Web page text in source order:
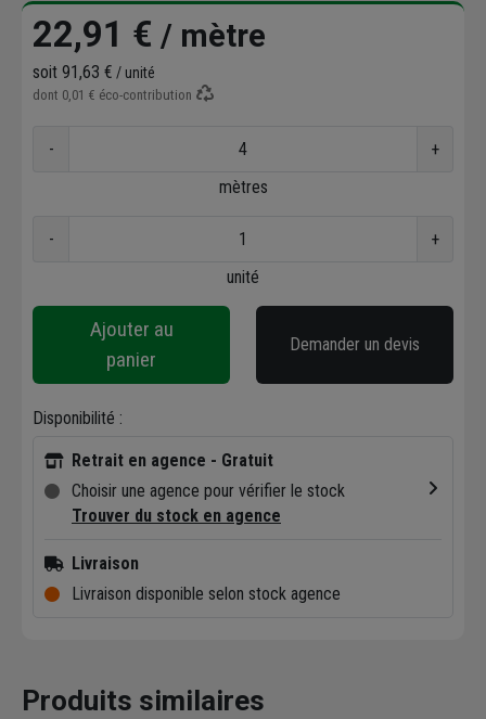
22,91 € / mètre
soit 91,63 € / unité
dont 0,01 € éco-contribution
-
+
mètres
-
+
unité
Ajouter au
panier
Demander un devis
Disponibilité :
Retrait en agence - Gratuit
Choisir une agence pour vérifier le stock
Trouver du stock en agence
Livraison
Livraison disponible selon stock agence
Produits similaires